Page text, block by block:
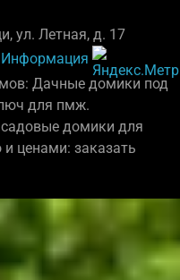
ул. Летная, д. 17
Информация
Дачные домики под
для пмж.
садовые домики для
ценами: заказать